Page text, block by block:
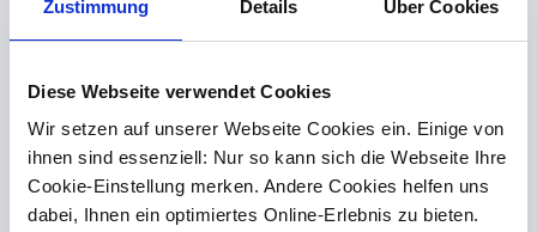
Zustimmung Details Über Cookies
Diese Webseite verwendet Cookies
Wir setzen auf unserer Webseite Cookies ein. Einige von
ihnen sind essenziell: Nur so kann sich die Webseite Ihre
Cookie-Einstellung merken. Andere Cookies helfen uns
dabei, Ihnen ein optimiertes Online-Erlebnis zu bieten.
Hygienebeauftragten abgeschlossen. Weitere
Informationen finden Siehier.
Hiermit sind wir an
Ihrer Seite: